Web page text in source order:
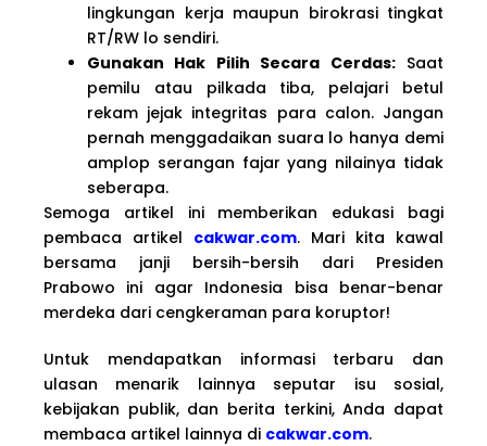
lingkungan kerja maupun birokrasi tingkat
RT/RW lo sendiri.
Gunakan Hak Pilih Secara Cerdas:Saat
pemilu atau pilkada tiba, pelajari betul
rekam jejak integritas para calon. Jangan
pernah menggadaikan suara lo hanya demi
amplop serangan fajar yang nilainya tidak
seberapa.
Semoga artikel ini memberikan edukasi bagi
pembaca artikel cakwar.com. Mari kita kawal
bersama janji bersih-bersih dari Presiden
Prabowo ini agar Indonesia bisa benar-benar
merdeka dari cengkeraman para koruptor!
Untuk mendapatkan informasi terbaru dan
ulasan menarik lainnya seputar isu sosial,
kebijakan publik, dan berita terkini, Anda dapat
membaca artikel lainnya di cakwar.com.